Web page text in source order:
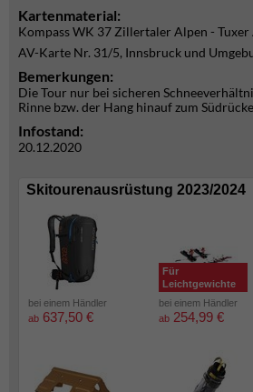
Kartenmaterial:
Kompass WK 37 Zillertaler Alpen - Tuxer
AV-Karte Nr. 31/5, Innsbruck und
Bemerkungen:
Die Tour nur bei sicheren
Rinne bzw. der Hang hinauf zum
Infostand:
20.12.2020
Skitourenausrüstung 2023/2024
bei einem Händler
ab 637,50 €
Für
Leichtgewichte
bei einem Händler
ab 254,99 €